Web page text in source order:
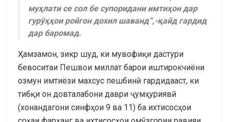
муҳлати се сол бе супоридани имтиҳон дар
гурӯҳҳои ройгон дохил шаванд”,-қайд гардид
дар баромад.
Ҳамзамон, зикр шуд, ки мувофиқи дастури
бевоситаи Пешвои миллат барои иштирокчиёни
озмун имтиёзи махсус пешбинӣ гардидааст, ки
тибқи он довталабони даври ҷумҳуриявӣ
(хонандагони синфҳои 9 ва 11) ба ихтисосҳои